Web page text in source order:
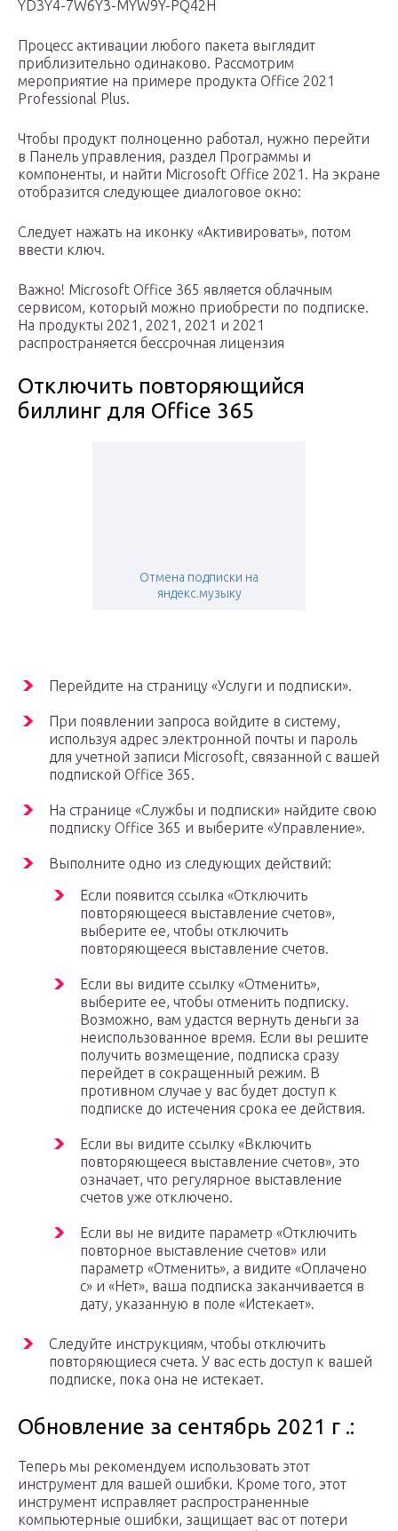
YD3Y4-7W6Y3-MYW9Y-PQ42H
Процесс активации любого пакета выглядит
приблизительно одинаково. Рассмотрим
мероприятие на примере продукта Office 2021
Professional Plus.
Чтобы продукт полноценно работал, нужно перейти
в Панель управления, раздел Программы и
компоненты, и найти Microsoft Office 2021. На экране
отобразится следующее диалоговое окно:
Следует нажать на иконку «Активировать», потом
ввести ключ.
Важно! Microsoft Office 365 является облачным
сервисом, который можно приобрести по подписке.
На продукты 2021, 2021, 2021 и 2021
распространяется бессрочная лицензия
Отключить повторяющийся
биллинг для Office 365
Отмена подписки на
яндекс.музыку
Перейдите на страницу «Услуги и подписки».
При появлении запроса войдите в систему,
используя адрес электронной почты и пароль
для учетной записи Microsoft, связанной с вашей
подпиской Office 365.
На странице «Службы и подписки» найдите свою
подписку Office 365 и выберите «Управление».
Выполните одно из следующих действий:
Если появится ссылка «Отключить
повторяющееся выставление счетов»,
выберите ее, чтобы отключить
повторяющееся выставление счетов.
Если вы видите ссылку «Отменить»,
выберите ее, чтобы отменить подписку.
Возможно, вам удастся вернуть деньги за
неиспользованное время. Если вы решите
получить возмещение, подписка сразу
перейдет в сокращенный режим. В
противном случае у вас будет доступ к
подписке до истечения срока ее действия.
Если вы видите ссылку «Включить
повторяющееся выставление счетов», это
означает, что регулярное выставление
счетов уже отключено.
Если вы не видите параметр «Отключить
повторное выставление счетов» или
параметр «Отменить», а видите «Оплачено
с» и «Нет», ваша подписка заканчивается в
дату, указанную в поле «Истекает».
Следуйте инструкциям, чтобы отключить
повторяющиеся счета. У вас есть доступ к вашей
подписке, пока она не истекает.
Обновление за сентябрь 2021 г .:
Теперь мы рекомендуем использовать этот
инструмент для вашей ошибки. Кроме того, этот
инструмент исправляет распространенные
компьютерные ошибки, защищает вас от потери